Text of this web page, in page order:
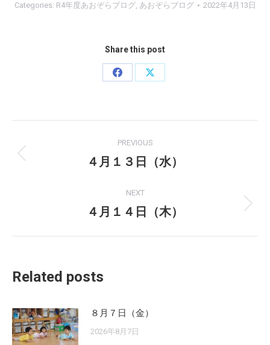
Categories: R4年度あおぞらブログ, あおぞらブログ 2022年4月13日
Share this post
Share
Share
navigation
PREVIOUS
Previous
４月１３日（水）
NEXT
Next
４月１４日（木）
Related posts
８月７日（金）
2026年8月7日